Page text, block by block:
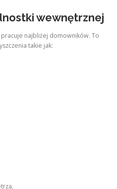
wewnętrznej
najbliżej domowników. To
takie jak: